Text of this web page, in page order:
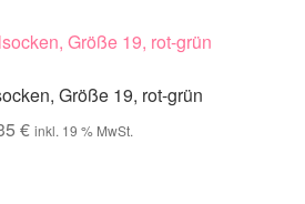
Größe 19, rot-grün
€ inkl. 19 % MwSt.